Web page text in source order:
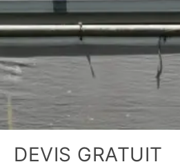
DEVIS GRATUIT